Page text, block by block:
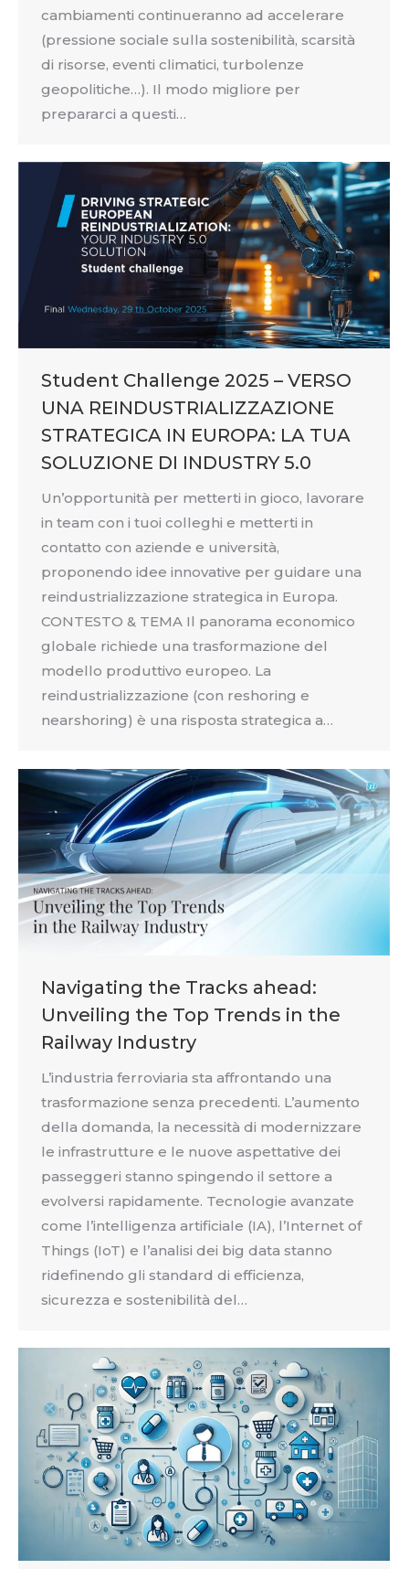
cambiamenti continueranno ad accelerare
(pressione sociale sulla sostenibilità, scarsità
di risorse, eventi climatici, turbolenze
geopolitiche…). Il modo migliore per
prepararci a questi…
Student Challenge 2025 – VERSO
UNA REINDUSTRIALIZZAZIONE
STRATEGICA IN EUROPA: LA TUA
SOLUZIONE DI INDUSTRY 5.0
Un’opportunità per metterti in gioco, lavorare
in team con i tuoi colleghi e metterti in
contatto con aziende e università,
proponendo idee innovative per guidare una
reindustrializzazione strategica in Europa.
CONTESTO & TEMA Il panorama economico
globale richiede una trasformazione del
modello produttivo europeo. La
reindustrializzazione (con reshoring e
nearshoring) è una risposta strategica a…
Navigating the Tracks ahead:
Unveiling the Top Trends in the
Railway Industry
L’industria ferroviaria sta affrontando una
trasformazione senza precedenti. L’aumento
della domanda, la necessità di modernizzare
le infrastrutture e le nuove aspettative dei
passeggeri stanno spingendo il settore a
evolversi rapidamente. Tecnologie avanzate
come l’intelligenza artificiale (IA), l’Internet of
Things (IoT) e l’analisi dei big data stanno
ridefinendo gli standard di efficienza,
sicurezza e sostenibilità del…